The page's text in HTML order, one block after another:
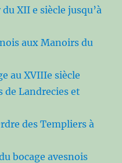
XII e siècle jusqu’à
aux Manoirs du
au XVIIIe siècle
de Landrecies et
des Templiers à
bocage avesnois